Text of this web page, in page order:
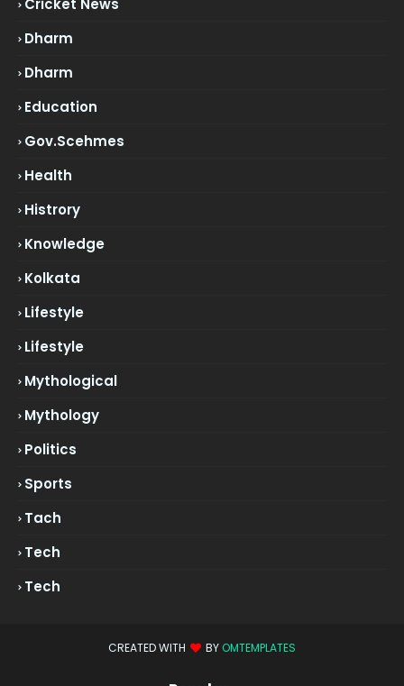
Cricket News
Dharm
Dharm
Education
Gov.scehmes
Health
Histrory
Knowledge
Kolkata
Lifestyle
Lifestyle
Mythological
Mythology
Politics
Sports
Tach
Tech
Tech
CREATED WITH BY OMTEMPLATES